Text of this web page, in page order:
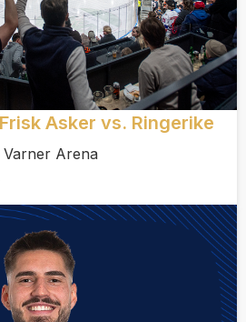
Asker vs. Ringerike
Varner Arena